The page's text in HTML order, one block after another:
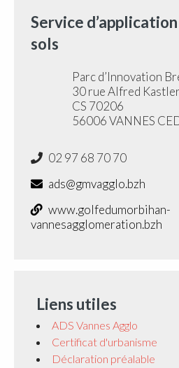
Service
sols
Parc d’Innovation
30 rue Alfred Kastler
CS 70206
56006 VANNES
02 97 68 70 70
ads@gmvagglo.bzh
www.golfedumorbihan-
vannesagglomeration.bzh
Liens utiles
ADS Vannes Agglo
Certificat d'urbanisme
Déclaration préalable